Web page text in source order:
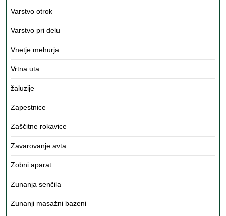
Varstvo otrok
Varstvo pri delu
Vnetje mehurja
Vrtna uta
žaluzije
Zapestnice
Zaščitne rokavice
Zavarovanje avta
Zobni aparat
Zunanja senčila
Zunanji masažni bazeni